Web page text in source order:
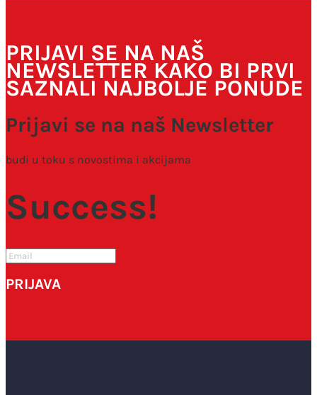
PRIJAVI SE NA NAŠ
NEWSLETTER KAKO BI PRVI
SAZNALI NAJBOLJE PONUDE
Prijavi se na naš Newsletter
budi u toku s novostima i akcijama
Success!
PRIJAVA